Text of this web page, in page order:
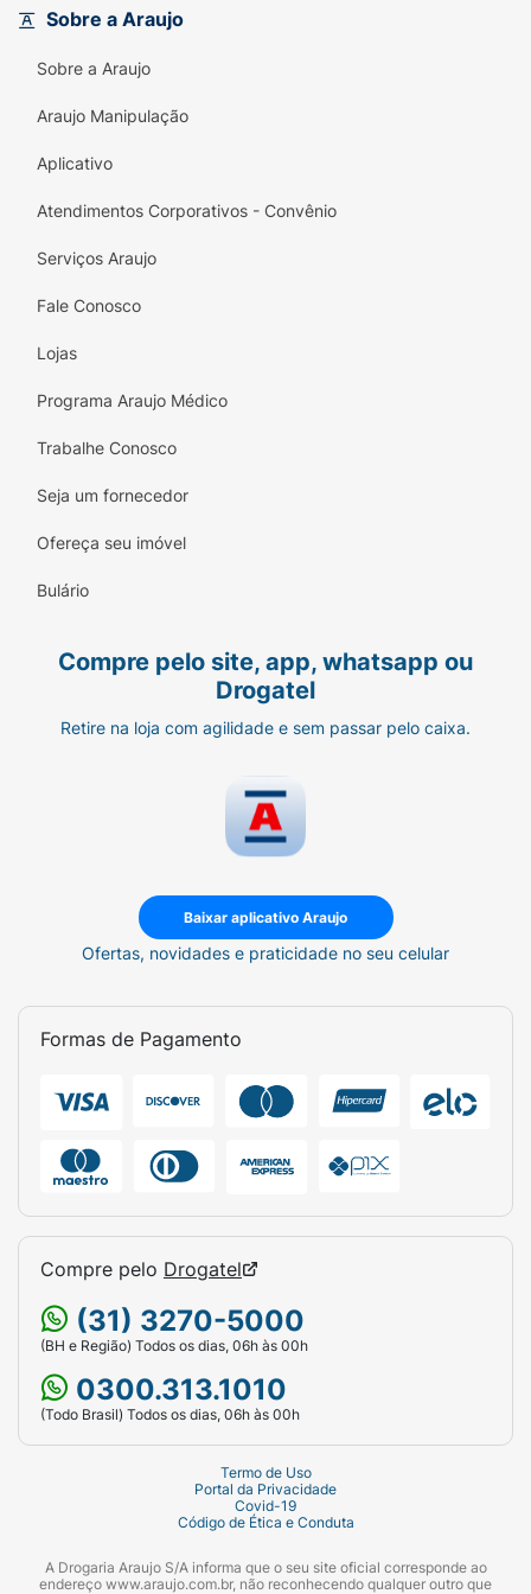
corporal.
Converse com o seu médico ao notar efeitos
medicamento.
Advertências de uso
Antes de utilizar o Vonau Flash, é importante
grupos específicos:
mulheres grávidas sem orientação médica ou
do cirurgião-dentista. Por isso, converse com
um profissional antes de iniciar o tratamento.
É preciso ter cautela ao utilizar ondansetrona
em mulheres que estão amamentando, por
orientação de um médico.
Pediatria
Vonau Flash 8mg é recomendado para
crianças acima de 11 anos. Já no caso da
dosagem de 4mg, a recomendação de uso é
para crianças acima de 2 anos de idade.
Não é necessário ajustar a dose para
pacientes idosos, embora em pessoas com
mais de 75 anos, a depuração seja reduzida e
a meia-vida de eliminação aumente.
Quando não devo usar Vonau Flash
8mg?
Vonau Flash 8mg é contraindicado nas
seguintes condições:
componentes;
Sobre a Araujo
Sobre a Araujo
Araujo Manipulação
Aplicativo
Atendimentos Corporativos - Convênio
Serviços Araujo
Fale Conosco
Lojas
Programa Araujo Médico
Trabalhe Conosco
Seja um fornecedor
Ofereça seu imóvel
Bulário
Compre pelo site, app, whatsapp ou
Drogatel
Retire na loja com agilidade e sem passar pelo caixa.
Baixar aplicativo Araujo
Ofertas, novidades e praticidade no seu celular
Formas de Pagamento
Compre pelo Drogatel
(31) 3270-5000
(BH e Região) Todos os dias, 06h às 00h
0300.313.1010
(Todo Brasil) Todos os dias, 06h às 00h
Termo de Uso
Portal da Privacidade
Covid-19
Código de Ética e Conduta
A Drogaria Araujo S/A informa que o seu site oficial corresponde ao
endereço www.araujo.com.br, não reconhecendo qualquer outro que